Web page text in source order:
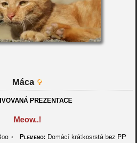
Máca
PREZENTACE
Meow..!
• Plemeno: Domácí krátkosrstábez PP